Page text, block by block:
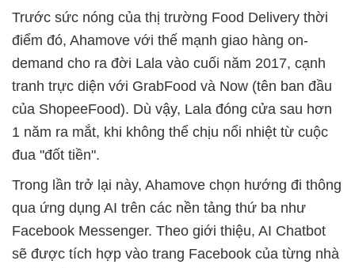
Trước sức nóng của thị trường Food Delivery thời
điểm đó, Ahamove với thế mạnh giao hàng on-
demand cho ra đời Lala vào cuối năm 2017, cạnh
tranh trực diện với GrabFood và Now (tên ban đầu
của ShopeeFood). Dù vậy, Lala đóng cửa sau hơn
1 năm ra mắt, khi không thể chịu nổi nhiệt từ cuộc
đua "đốt tiền".
Trong lần trở lại này, Ahamove chọn hướng đi thông
qua ứng dụng AI trên các nền tảng thứ ba như
Facebook Messenger. Theo giới thiệu, AI Chatbot
sẽ được tích hợp vào trang Facebook của từng nhà